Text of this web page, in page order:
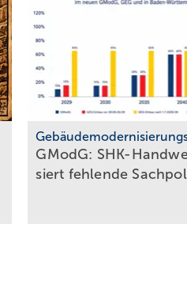
GModG: SHK-
siert feh­lende